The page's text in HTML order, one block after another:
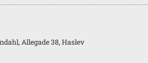
Allegade 38, Haslev